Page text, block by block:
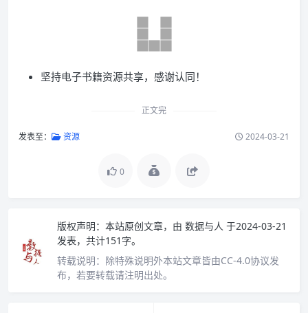
坚持电子书籍资源共享，感谢认同！
正文完
发表至： 资源 2024-03-21
0
版权声明： 本站原创文章，由 数据与人 于2024-03-21
发表，共计151字。
转载说明： 除特殊说明外本站文章皆由CC-4.0协议发
布，若要转载请注明出处。